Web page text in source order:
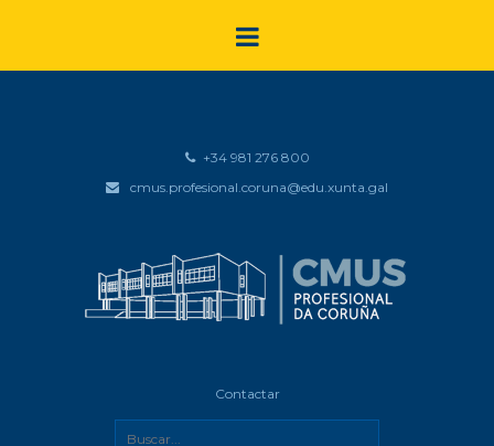
+34 981 276 800
cmus.profesional.coruna@edu.xunta.gal
Contactar